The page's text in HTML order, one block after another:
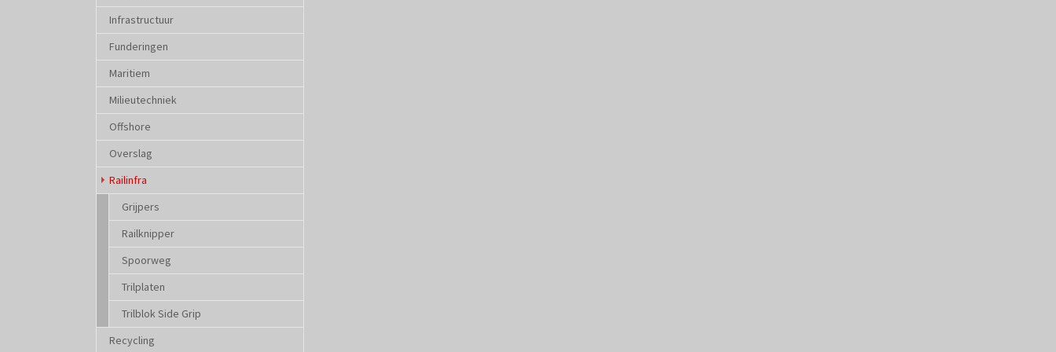
Infrastructuur
Funderingen
Maritiem
Milieutechniek
Offshore
Overslag
Railinfra
Grijpers
Railknipper
Spoorweg
Trilplaten
Trilblok Side Grip
Recycling